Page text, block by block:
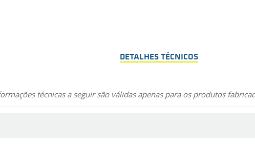
DETALHES TÉCNICOS
técnicas a seguir são válidas apenas para os produtos